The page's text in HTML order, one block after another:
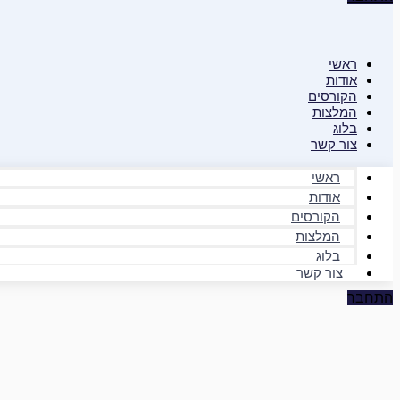
ראשי
אודות
הקורסים
המלצות
בלוג
צור קשר
ראשי
אודות
הקורסים
המלצות
בלוג
צור קשר
התחבר